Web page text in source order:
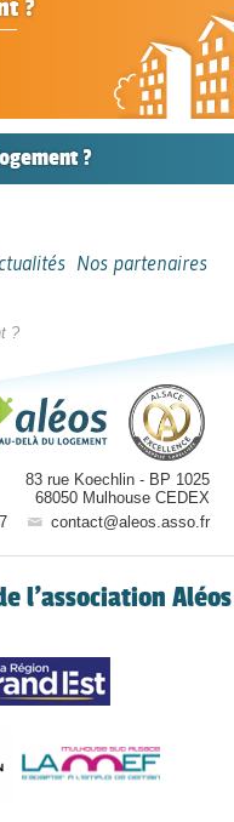
?
?
Nos partenaires
?
83 rue Koechlin - BP 1025
68050 Mulhouse CEDEX
contact@aleos.asso.fr
l’association Aléos